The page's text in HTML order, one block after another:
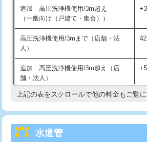
給水管工事※（保温材使用（バンド止
め込み）)
給水管工事※（土の掘削・埋め戻し作
業)
給水管工事※（塩ビ管（VP・HI）使
用/3ｍまで)
給水管工事※（塩ビ管（VP・HI）使
給水管工事※（ライニング鋼管・銅
管・ポリ管・HT管使用/3ｍまで)
追加 高圧洗浄機使用/3m超え
（一般向け（戸建て・集合））
高圧洗浄機使用/3mまで（店舗・法
人）
追加 高圧洗浄機使用/3m超え（店
舗・法人）
高度高圧洗浄換
トーラー機使用/3mまで
上記の表をスクロールで他の料金もご覧に
水道管